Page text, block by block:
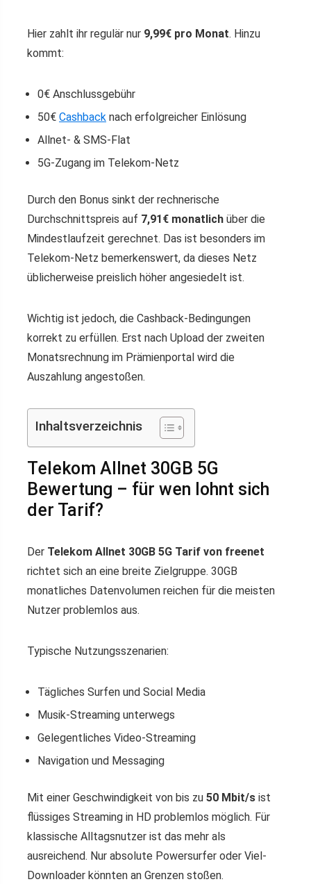
Hier zahlt ihr regulär nur 9,99€ pro Monat. Hinzu
kommt:
0€ Anschlussgebühr
50€ Cashback nach erfolgreicher Einlösung
Allnet- & SMS-Flat
5G-Zugang im Telekom-Netz
Durch den Bonus sinkt der rechnerische
Durchschnittspreis auf 7,91€ monatlich über die
Mindestlaufzeit gerechnet. Das ist besonders im
Telekom-Netz bemerkenswert, da dieses Netz
üblicherweise preislich höher angesiedelt ist.
Wichtig ist jedoch, die Cashback-Bedingungen
korrekt zu erfüllen. Erst nach Upload der zweiten
Monatsrechnung im Prämienportal wird die
Auszahlung angestoßen.
Inhaltsverzeichnis
Telekom Allnet 30GB 5G
Bewertung – für wen lohnt sich
der Tarif?
Der Telekom Allnet 30GB 5G Tarif von freenet
richtet sich an eine breite Zielgruppe. 30GB
monatliches Datenvolumen reichen für die meisten
Nutzer problemlos aus.
Typische Nutzungsszenarien:
Tägliches Surfen und Social Media
Musik-Streaming unterwegs
Gelegentliches Video-Streaming
Navigation und Messaging
Mit einer Geschwindigkeit von bis zu 50 Mbit/s ist
flüssiges Streaming in HD problemlos möglich. Für
klassische Alltagsnutzer ist das mehr als
ausreichend. Nur absolute Powersurfer oder Viel-
Downloader könnten an Grenzen stoßen.